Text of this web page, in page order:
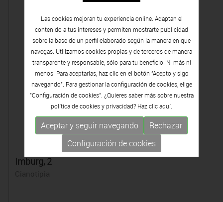
Imburg, 2
Las cookies mejoran tu experiencia online. Adaptan el
contenido a tus intereses y permiten mostrarte publicidad
sobre la base de un perfil elaborado según la manera en que
navegas. Utilizamos cookies propias y de terceros de manera
transparente y responsable, sólo para tu beneficio. Ni más ni
menos. Para aceptarlas, haz clic en el botón "Acepto y sigo
navegando". Para gestionar la configuración de cookies, elige
"Configuración de cookies". ¿Quieres saber más sobre nuestra
política de cookies y privacidad? Haz clicaquí.
Aceptar y seguir navegando
Rechazar
Configuración de cookies